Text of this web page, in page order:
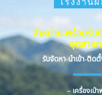
จำหน่าย-พร้อมรับ
อุตสาห
รับจัดหา-นำเข้า-ติด
– เครื่องเป่